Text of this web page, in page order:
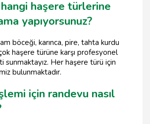
haşere türlerine
yapıyorsunuz?
böceği, karınca, pire, tahta kurdu
haşere türüne karşı profesyonel
sunmaktayız. Her haşere türü için
bulunmaktadır.
için randevu nasıl